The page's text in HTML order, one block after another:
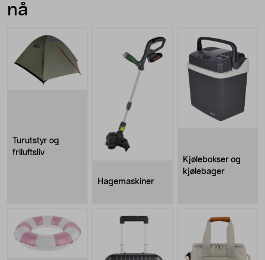
nå
Turutstyr og
friluftsliv
Hagemaskiner
Kjølebokser og
kjølebager